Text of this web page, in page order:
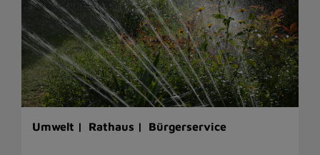
Umwelt | Rathaus | Bürgerservice